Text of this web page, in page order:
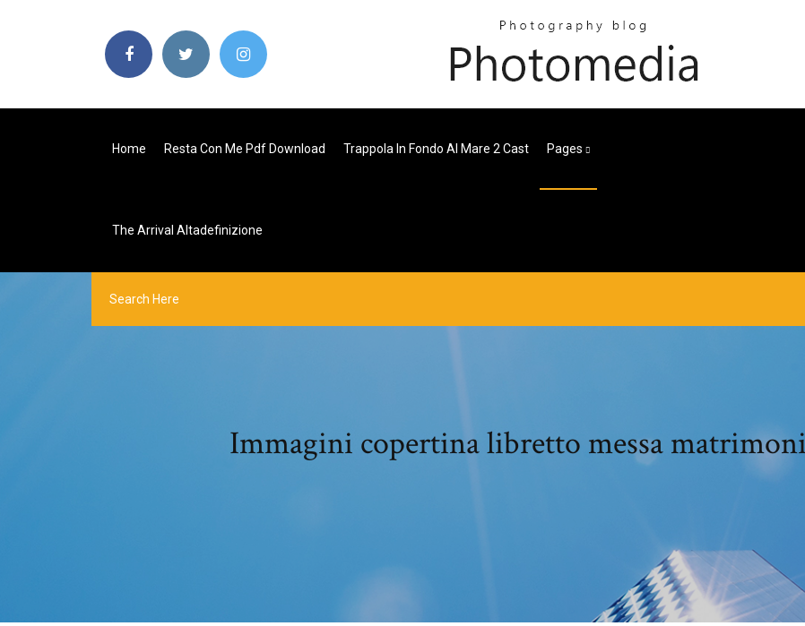
Home Resta Con Me Pdf Download Trappola In Fondo Al Mare 2 Cast Pages
The Arrival Altadefinizione
Immagini copertina libretto messa